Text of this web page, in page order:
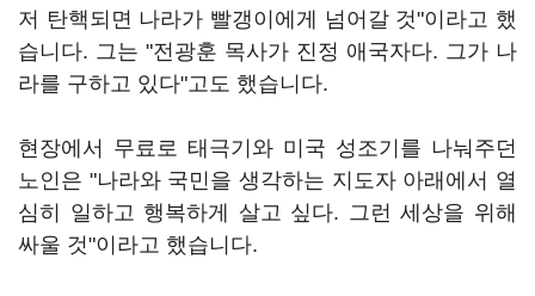
저 탄핵되면 나라가 빨갱이에게 넘어갈 것"이라고 했
습니다. 그는 "전광훈 목사가 진정 애국자다. 그가 나
라를 구하고 있다"고도 했습니다.
현장에서 무료로 태극기와 미국 성조기를 나눠주던
노인은 "나라와 국민을 생각하는 지도자 아래에서 열
심히 일하고 행복하게 살고 싶다. 그런 세상을 위해
싸울 것"이라고 했습니다.